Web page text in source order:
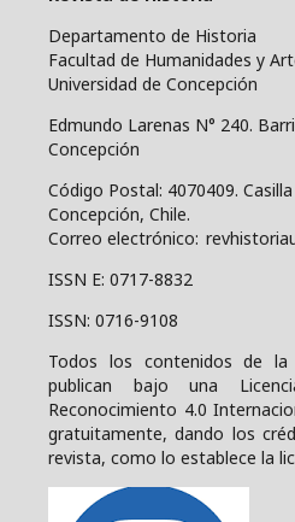
Departamento de Historia
Facultad de Humanidades y
Universidad de Concepción
Edmundo Larenas N° 240.
Concepción
Código Postal: 4070409.
Concepción, Chile.
Correo electrónico:
ISSN E: 0717-8832
ISSN: 0716-9108
Todos los contenidos de
publican bajo una
Reconocimiento 4.0
gratuitamente, dando los
revista, como lo establece la